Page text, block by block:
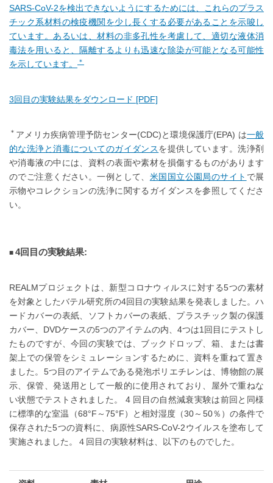
SARS-CoV-2を検出できないようにするためには、これらのプラス
チック系材料の検疫機関を少し長くする必要があることを示唆し
ています。あるいは、材料の非多孔性を考慮して、適切な液体消
毒法を用いると、隔離するよりも迅速な除染が可能となる可能性
を示しています。
＊
3回目の実験結果をダウンロード [PDF]
＊ アメリカ疾病管理予防センター(CDC)と環境保護庁(EPA) は一般
的な洗浄と消毒についてのガイダンスを提供しています。洗浄剤
や消毒液の中には、資料の表面や素材を損傷するものがあります
のでご注意ください。一例として、 米国国立公園局のサイト で展
示物やコレクションの洗浄に関するガイダンスを参照してくださ
い。
4回目の実験結果:
REALMプロジェクトは、新型コロナウィルスに対する5つの素材
を対象としたバテル研究所の4回目の実験結果を発表しました。ハ
ードカバーの表紙、ソフトカバーの表紙、プラスチック製の保護
カバー、DVDケースの5つのアイテムの内、4つは1回目にテストし
たものですが、今回の実験では、ブックドロップ、箱、または書
架上での保管をシミュレーションするために、資料を重ねて置き
ました。5つ目のアイテムである発泡ポリエチレンは、博物館の展
示、保管、発送用として一般的に使用されており、屋外で重ねな
い状態でテストされました。 4 回目の自然減衰実験は前回と同様
に標準的な室温（68°F～75°F）と相対湿度（30～50％）の条件で
保存された5つの資料に、病原性SARS-CoV-2ウイルスを塗布して
実施されました。４回目の実験材料は、以下のものでした。